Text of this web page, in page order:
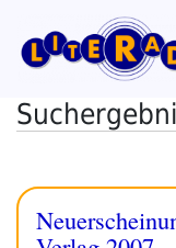
Inhalt
springen